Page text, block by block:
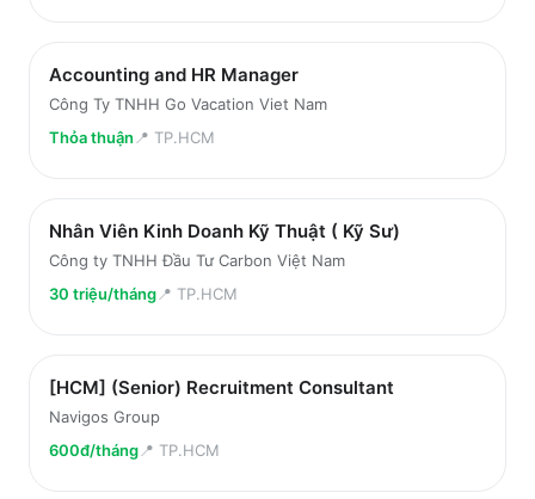
Accounting and HR Manager
Công Ty TNHH Go Vacation Viet Nam
Thỏa thuận 📍 TP.HCM
Nhân Viên Kinh Doanh Kỹ Thuật ( Kỹ Sư)
Công ty TNHH Đầu Tư Carbon Việt Nam
30 triệu/tháng📍 TP.HCM
[HCM] (Senior) Recruitment Consultant
Navigos Group
600đ/tháng📍 TP.HCM